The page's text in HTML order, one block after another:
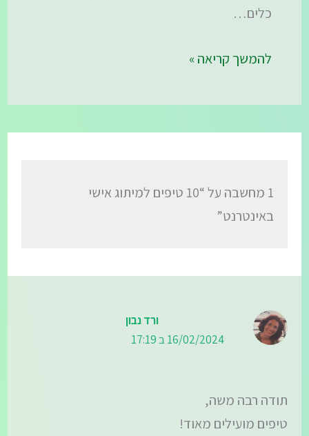
כלים…
להמשך קריאה »
1 מחשבה על “10 טיפים למיתוג אישי
באינטרנט”
ורד נבון
16/02/2024 ב 17:19
תודה רבה משה,
טיפים מועילים מאוד!